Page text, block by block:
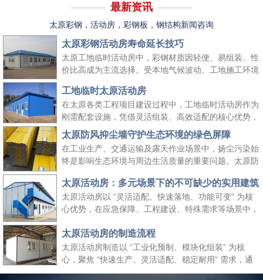
最新资讯
太原彩钢，活动房，彩钢板，钢结构新闻咨询
太原彩钢活动房寿命延长技巧
太原工地临时活动房中，彩钢材质因轻便、易组装、性
价比高成为主流选择。受本地气候波动、工地施工环境
握科学的养护方法，既能延长其使用周期、降低工地周
转成本，又能保障太原工地临时活动房的使用安全，适
配长期施工场景需求。
工地临时太原活动房
在太原各类工程项目建设过程中，工地临时活动房作为
刚需配套设施，凭借灵活组装、高效适配的核心优势，
成为保障施工团队生活与工作的重要空间载体。它既能
快速响应工地临时空间需求，又能适配太原本地气候与
施工场景特点，为工程项目顺利推进提供坚实支撑，同
时契合绿色施工、高效管控的行业理念。
太原防风抑尘墙守护生态环境的绿色屏障
在工业生产、交通运输及露天作业场景中，扬尘污染始
终是影响生态环境与周边生活质量的重要问题。太原防
学的结构设计与实用性能，成为各行各业管控扬尘、践
行绿色发展理念的关键选择，为生态保护与生产安全筑
起双重防线。
太原活动房：多元场景下的不可缺少的实用建筑
太原活动房以 “灵活适配、快速落地、功能可变” 为核
心优势，在应急保障、工程建设、特殊需求等场景中，
决了 “临时使用” 的便捷性需求，更填补了传统建筑在
时效性、灵活性与经济性上的空白，是现代社会应对多
元需求的重要建筑补充。
太原活动房的制造流程
太原活动房制造以 “工业化预制、模块化组装” 为核
心，聚焦 “快速生产、灵活适配、稳定耐用” 需求，通
过标准化流程把控各环节，确保成品满足临时办公、居